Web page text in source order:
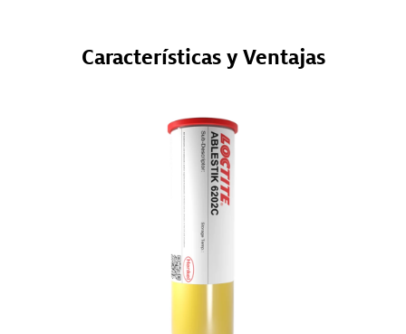
Características y Ventajas